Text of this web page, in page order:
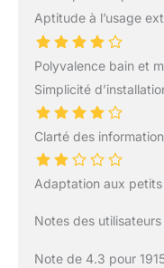
Aptitude à l’usage
Polyvalence bain et
Simplicité
Clarté des
Adaptation aux
Notes des
Note de 4.3 pour